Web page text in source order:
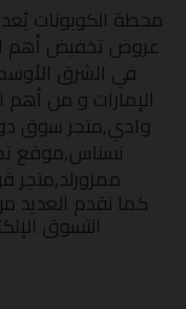
محطة الكوبونات
عروض تخفيض أهم
في الشرق
الإمارات و من أهم
وادي,متجر سوق
نسناس,موقع
ممزورلد,متجر
كما نقدم العديد
التسوق